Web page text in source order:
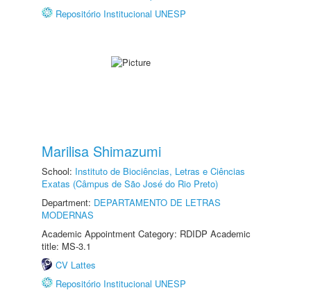
Repositório Institucional UNESP
Marilisa Shimazumi
School: Instituto de Biociências, Letras e Ciências
Exatas (Câmpus de São José do Rio Preto)
Department: DEPARTAMENTO DE LETRAS
MODERNAS
Academic Appointment Category: RDIDP Academic
title: MS-3.1
CV Lattes
Repositório Institucional UNESP